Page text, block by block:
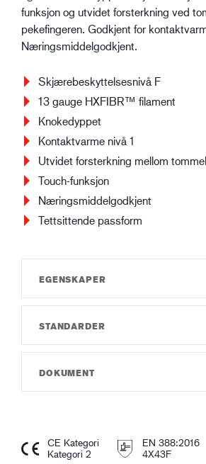
funksjon og utvidet forsterkning ved
pekefingeren. Godkjent for
Næringsmiddelgodkjent.
Skjærebeskyttelsesnivå F
13 gauge HXFIBR™ filament
Knokedyppet
Kontaktvarme nivå 1
Utvidet forsterkning mellom
Touch-funksjon
Næringsmiddelgodkjent
Tettsittende passform
EGENSKAPER
Gauge
Gauge13
Materiale og Konstruksjon - Utside
Nitril
Sandaktig overflate
Dobbelt belegg
STANDARDER
4X43F
EN 16350
DOKUMENT
Samsvarserklæring
CE Kategori
Kategori 2
EN 388:2016
4X43F